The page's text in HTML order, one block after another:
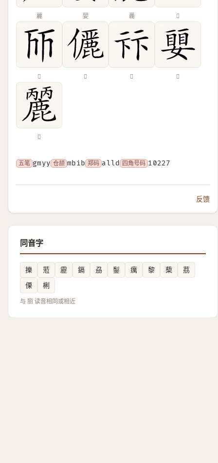
麗 婯 䴡 𠀙
𠀞 𠐚 𠧥 𡡜
𪋘
五笔 gmyy 仓颉 mbib 郑码 alld 四角号码 10227
反馈
同音字
擽 蒞 靂 鎘 刕 鋫 癘 黎 蔾
茘
傈
梸
与 丽 读音相同或相近